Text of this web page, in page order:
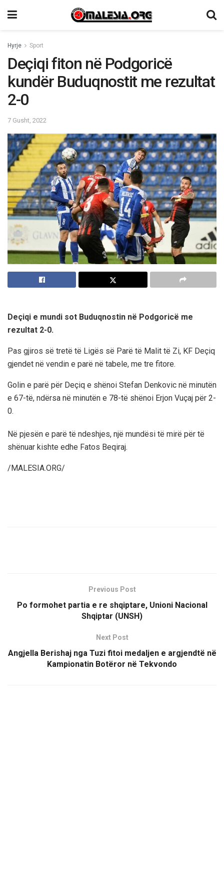
Hyrje Sport
Deçiqi fiton në Podgoricë
kundër Buduqnostit me rezultat
2-0
7 Gusht, 2022
Deçiqi e mundi sot Buduqnostin në Podgoricë me
rezultat 2-0.
Pas gjiros së tretë të Ligës së Parë të Malit të Zi, KF Deçiq
gjendet në vendin e parë në tabele, me tre fitore.
Golin e parë për Deçiq e shënoi Stefan Denkovic në minutën
e 67-të, ndërsa në minutën e 78-të shënoi Erjon Vuçaj për 2-
0.
Në pjesën e parë të ndeshjes, një mundësi të mirë për të
shënuar kishte edhe Fatos Beqiraj.
/MALESIA.ORG/
Previous Post
Po formohet partia e re shqiptare, Unioni Nacional
Shqiptar (UNSH)
Next Post
Angjella Berishaj nga Tuzi fitoi medaljen e argjendtë në
Kampionatin Botëror në Tekvondo